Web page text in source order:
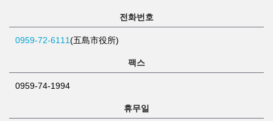
전화번호
0959-72-6111(五島市役所)
팩스
0959-74-1994
휴무일